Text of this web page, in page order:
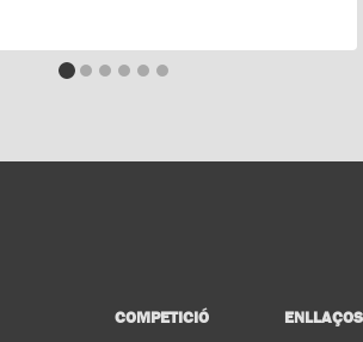
COMPETICIÓ ENLLAÇOS